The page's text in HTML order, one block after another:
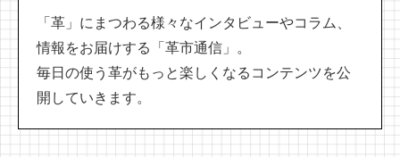
「革」にまつわる様々なインタビューやコラム、
情報をお届けする「革市通信」。
毎日の使う革がもっと楽しくなるコンテンツを公
開していきます。